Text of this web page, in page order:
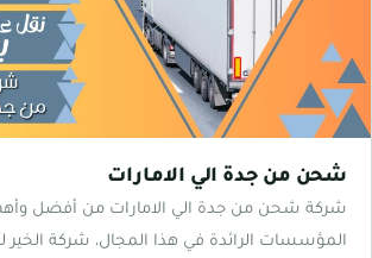
شحن من جدة الي الامارات
شركة شحن من جدة الي الامارات من أفضل
المؤسسات الرائدة في هذا المجال، شركة الخير